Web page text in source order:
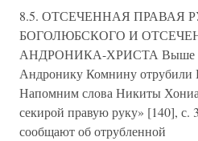
8.5. ОТСЕЧЕННАЯ ПРАВАЯ
БОГОЛЮБСКОГО И
АНДРОНИКА-ХРИСТА Выше
Андронику Комнину
Напомним слова Никиты
секирой правую руку» [140], с.
сообщают об отрубленной